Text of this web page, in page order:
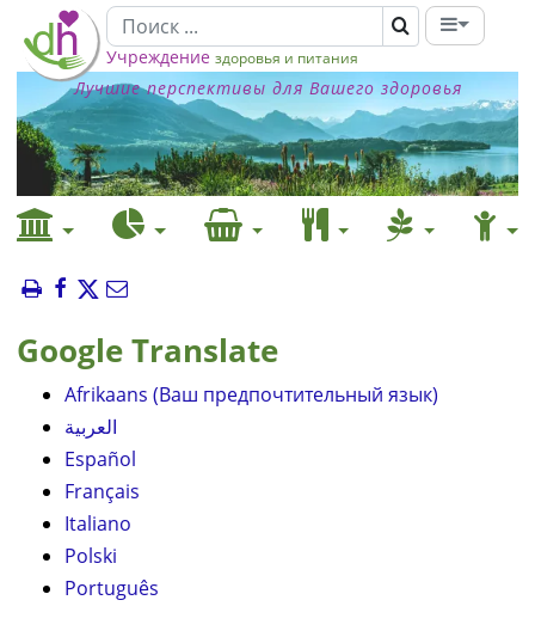
Учреждение здоровья и питания
Лучшие перспективы для Вашего здоровья
Google Translate
Afrikaans (Ваш предпочтительный язык)
العربية
Español
Français
Italiano
Polski
Português